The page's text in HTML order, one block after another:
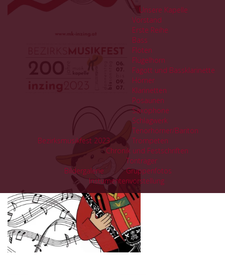
Bezirksmusikfest 2023
Unsere Kapelle
Vorstand
Erste Reihe
Bass
Flöten
Flügelhorn
Fagott und Bassklarinette
Hörner
Klarinetten
Posaunen
Saxophone
Schlagwerk
Tenorhörner/Bariton
Trompeten
Bildergalerie
Chronik und Festschriften
Tonträger
Gruppenfotos
Instumentenvorstellung